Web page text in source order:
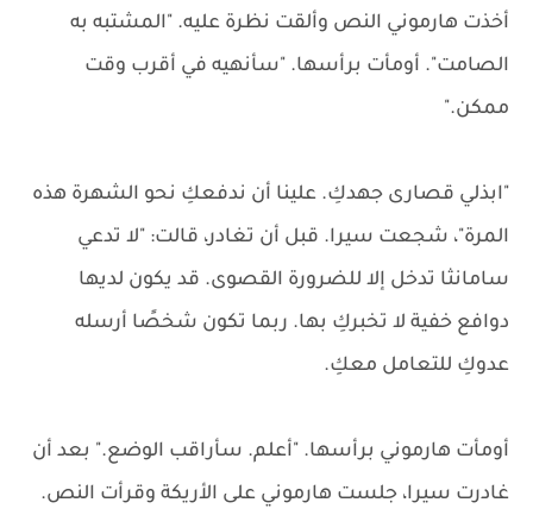
أخذت هارموني النص وألقت نظرة عليه. "المشتبه به
الصامت". أومأت برأسها. "سأنهيه في أقرب وقت
ممكن."
"ابذلي قصارى جهدكِ. علينا أن ندفعكِ نحو الشهرة هذه
المرة"، شجعت سيرا. قبل أن تغادر، قالت: "لا تدعي
سامانثا تدخل إلا للضرورة القصوى. قد يكون لديها
دوافع خفية لا تخبركِ بها. ربما تكون شخصًا أرسله
عدوكِ للتعامل معكِ.
أومأت هارموني برأسها. "أعلم. سأراقب الوضع." بعد أن
غادرت سيرا، جلست هارموني على الأريكة وقرأت النص.